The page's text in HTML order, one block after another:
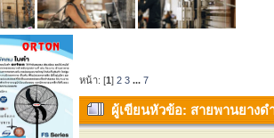
หน้า: [1 ] 2 3 ... 7
ผู้เขียนหัวข้อ: สายพานยางด